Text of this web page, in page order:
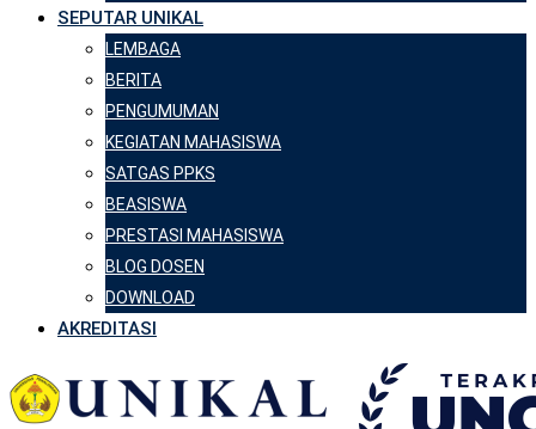
SEPUTAR UNIKAL
LEMBAGA
BERITA
PENGUMUMAN
KEGIATAN MAHASISWA
SATGAS PPKS
BEASISWA
PRESTASI MAHASISWA
BLOG DOSEN
DOWNLOAD
AKREDITASI